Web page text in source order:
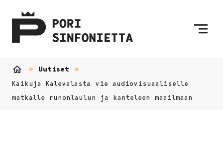
Uutiset
Kaikuja Kalevalasta vie audiovisuaaliselle
matkalle runonlaulun ja kanteleen maailmaan